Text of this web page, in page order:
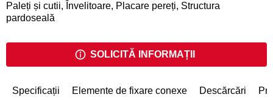
Paleți și cutii, Învelitoare, Placare pereți, Structura
pardoseală
SOLICITĂ INFORMAȚII
Specificații Elemente de fixare conexe Descărcări